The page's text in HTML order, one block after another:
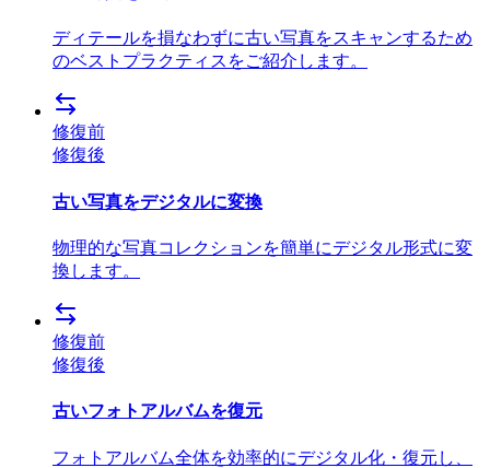
ディテールを損なわずに古い写真をスキャンするため
のベストプラクティスをご紹介します。
修復前
修復後
古い写真をデジタルに変換
物理的な写真コレクションを簡単にデジタル形式に変
換します。
修復前
修復後
古いフォトアルバムを復元
フォトアルバム全体を効率的にデジタル化・復元し、